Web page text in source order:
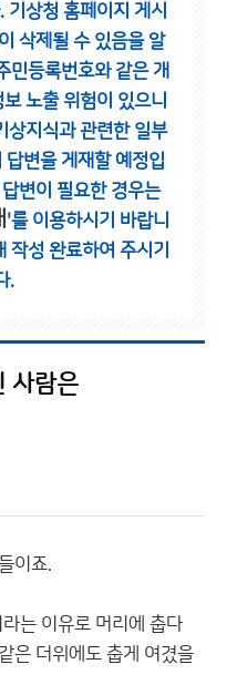
기상청 홈페이지 게시
삭제될 수 있음을 알
민등록번호와 같은 개
노출 위험이 있으니
상지식과 관련한 일부
변을 게재할 예정입
변이 필요한 경우는
'를 이용하시기 바랍니
성 완료하여 주시기
.
사람은
이죠.
는 이유로 머리에 춥다
은 더위에도 춥게 여겼을